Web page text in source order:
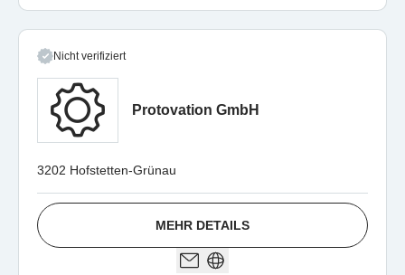
Nicht verifiziert
Protovation GmbH
3202 Hofstetten-Grünau
MEHR DETAILS